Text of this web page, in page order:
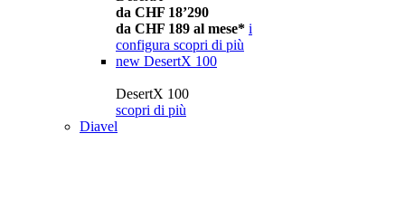
da CHF 18’290
da CHF 189 al mese* i
configura scopri di più
new DesertX 100
DesertX 100
scopri di più
Diavel